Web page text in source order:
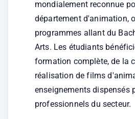
mondialement reconnue
département d'animation,
programmes allant du
Arts. Les étudiants
formation complète, de la
réalisation de films
enseignements dispensés
professionnels du secteur.